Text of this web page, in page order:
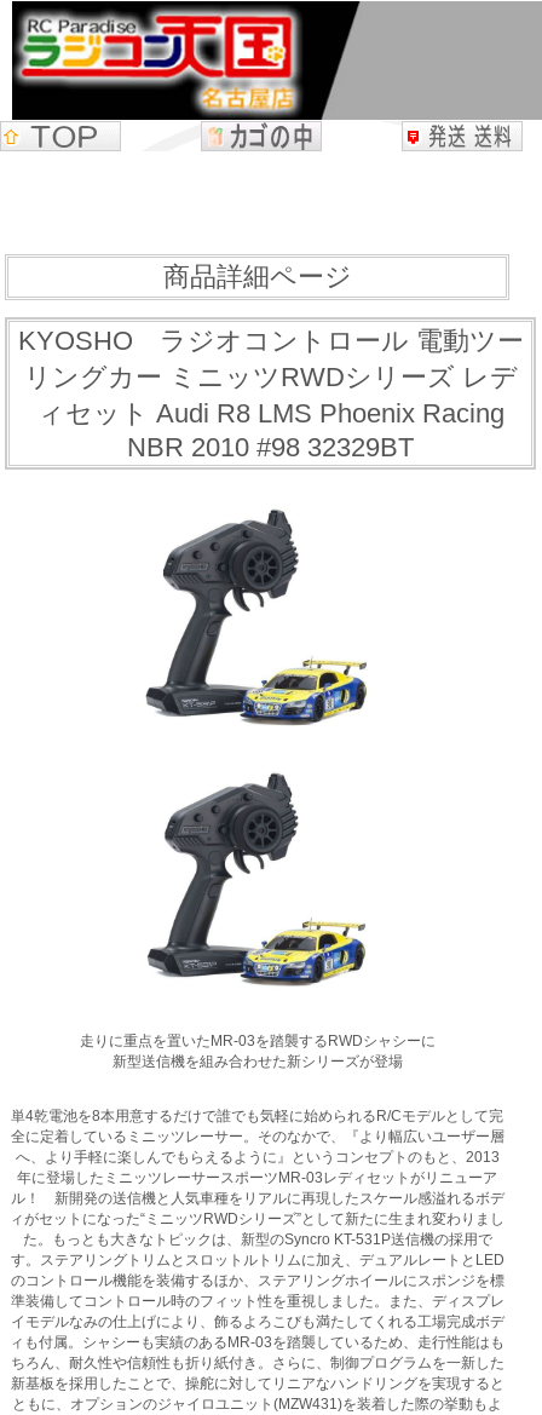
商品詳細ページ
KYOSHO ラジオコントロール 電動ツー
リングカー ミニッツRWDシリーズ レデ
ィセット Audi R8 LMS Phoenix Racing
NBR 2010 #98 32329BT
走りに重点を置いたMR-03を踏襲するRWDシャシーに
新型送信機を組み合わせた新シリーズが登場
単4乾電池を8本用意するだけで誰でも気軽に始められるR/Cモデルとして完
全に定着しているミニッツレーサー。そのなかで、『より幅広いユーザー層
へ、より手軽に楽しんでもらえるように』というコンセプトのもと、2013
年に登場したミニッツレーサースポーツMR-03レディセットがリニューア
ル！ 新開発の送信機と人気車種をリアルに再現したスケール感溢れるボデ
ィがセットになった“ミニッツRWDシリーズ”として新たに生まれ変わりまし
た。もっとも大きなトピックは、新型のSyncro KT-531P送信機の採用で
す。ステアリングトリムとスロットルトリムに加え、デュアルレートとLED
のコントロール機能を装備するほか、ステアリングホイールにスポンジを標
準装備してコントロール時のフィット性を重視しました。また、ディスプレ
イモデルなみの仕上げにより、飾るよろこびも満たしてくれる工場完成ボデ
ィも付属。シャシーも実績のあるMR-03を踏襲しているため、走行性能はも
ちろん、耐久性や信頼性も折り紙付き。さらに、制御プログラムを一新した
新基板を採用したことで、操舵に対してリニアなハンドリングを実現すると
ともに、オプションのジャイロユニット(MZW431)を装着した際の挙動もよ